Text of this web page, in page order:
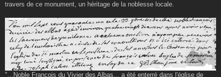
travers de ce monument, un héritage de la noblesse locale.
"...Noble François du Vivier des Albas... a été enterré dans l'église de